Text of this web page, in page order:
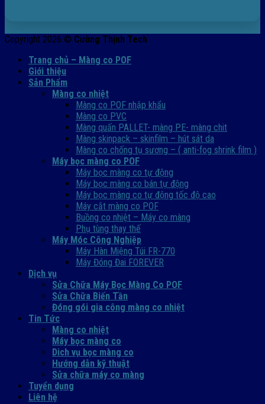
Copyright 2026 © Cường Thịnh Tech
Trang chủ – Màng co POF
Giới thiệu
Sản Phẩm
Màng co nhiệt
Màng co POF nhập khẩu
Màng co PVC
Màng quấn PALLET- màng PE- màng chit
Màng skinpack – skinfilm – hút sát da
Màng co chống tụ sương – ( anti-fog shrink film )
Máy bọc màng co POF
Máy bọc màng co tự động
Máy bọc màng co bán tự động
Máy bọc màng co tự động tốc độ cao
Máy cắt màng co POF
Buồng co nhiệt – Máy co màng
Phụ tùng thay thế
Máy Móc Công Nghiệp
Máy Hàn Miệng Túi FR-770
Máy Đóng Đai FOREVER
Dịch vụ
Sửa Chữa Máy Bọc Màng Co POF
Sửa Chữa Biến Tần
Đóng gói gia công màng co nhiệt
Tin Tức
Màng co nhiệt
Máy bọc màng co
Dich vụ bọc màng co
Hướng dẫn kỹ thuật
Sửa chữa máy co màng
Tuyển dụng
Liên hệ